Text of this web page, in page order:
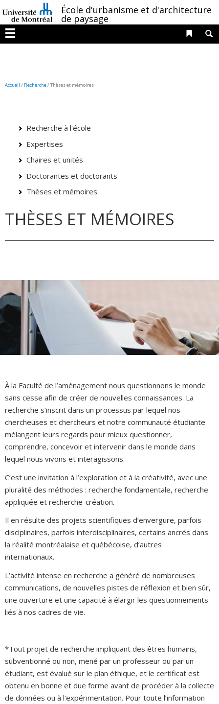
au
contenu
/École d'urbanisme et d'architecture
de paysage
Menu
Liens
Accueil / Recherche/Thèses et mémoires
Recherche à l'école
Expertises
Chaires et unités
Doctorantes et doctorants
Thèses et mémoires
THÈSES ET MÉMOIRES
À la Faculté de l’aménagement nous questionnons le monde
sans cesse afin de créer de nouvelles connaissances. La
recherche s’inscrit dans un processus par lequel nos
chercheuses et chercheurs et notre communauté étudiante
mélangent leurs regards pour mieux questionner,
comprendre, concevoir et intervenir dans le monde dans
lequel nous vivons et interagissons.
C’est une invitation à l’exploration et à la créativité, avec une
pluralité des méthodes : recherche fondamentale, recherche
appliquée et recherche-création.
Il en résulte des projets scientifiques d’envergure, parfois
disciplinaires, parfois interdisciplinaires, certains ancrés dans
la réalité montréalaise et québécoise, d’autres
internationaux.
L’activité intense en recherche a généré de nombreuses
communications, de nouvelles pistes de réflexion et bien sûr,
une ouverture et une capacité à élargir les questionnements
liés à nos cadres de vie.
*Tout projet de recherche impliquant des êtres humains,
subventionné ou non, mené par un professeur ou par un
étudiant, est évalué sur le plan éthique, et le certificat est
obtenu en bonne et due forme avant de procéder à la collecte
de données ou à l'expérimentation. Pour toute l’information